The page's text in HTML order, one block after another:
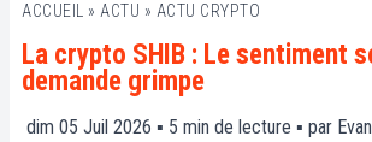
ACCUEIL » ACTU » ACTU CRYPTO
La crypto SHIB : Le sentiment
demande grimpe
dim 05 Juil 2026 ▪ 5 min de lecture ▪ par